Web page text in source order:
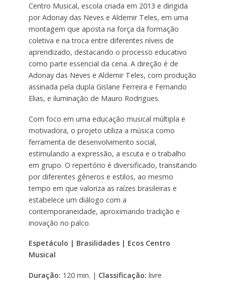
Centro Musical, escola criada em 2013 e dirigida
por Adonay das Neves e Aldemir Teles, em uma
montagem que aposta na força da formação
coletiva e na troca entre diferentes níveis de
aprendizado, destacando o processo educativo
como parte essencial da cena. A direção é de
Adonay das Neves e Aldemir Teles, com produção
assinada pela dupla Gislane Ferreira e Fernando
Elias, e iluminação de Mauro Rodrigues.
Com foco em uma educação musical múltipla e
motivadora, o projeto utiliza a música como
ferramenta de desenvolvimento social,
estimulando a expressão, a escuta e o trabalho
em grupo. O repertório é diversificado, transitando
por diferentes gêneros e estilos, ao mesmo
tempo em que valoriza as raízes brasileiras e
estabelece um diálogo com a
contemporaneidade, aproximando tradição e
inovação no palco.
Espetáculo | Brasilidades | Ecos Centro
Musical
Duração: 120 min. | Classificação: livre